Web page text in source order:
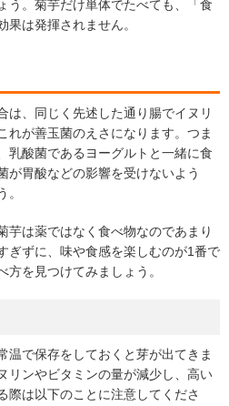
う。菊芋だけ単体でたべても、「食
は発揮されません。
は、同じく先述した通り腸でイヌリ
れが善玉菌のえさになります。つま
乳酸菌であるヨーグルトと一緒に食
が胃酸などの影響を受けないよう
。
芋は薬ではなく食べ物なのであまり
ぎずに、味や食感を楽しむのが1番で
を見つけてみましょう。
温で保存をしておくと芽が出てきま
リンやビタミンの量が減少し、高い
際は以下のことに注意してくださ